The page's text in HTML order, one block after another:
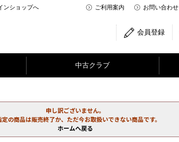
ンショップへ ご利用案内 お問い合わせ
会員登録
中古クラブ
申し訳ございません。
定の商品は販売終了か、ただ今お取扱いできない商品です。
ホームへ戻る